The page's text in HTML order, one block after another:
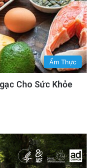
Ẩm Thực
Cho Sức Khỏe